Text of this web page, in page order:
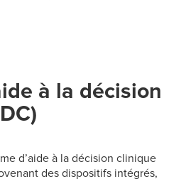
à la décision
d’aide à la décision clinique
des dispositifs intégrés,